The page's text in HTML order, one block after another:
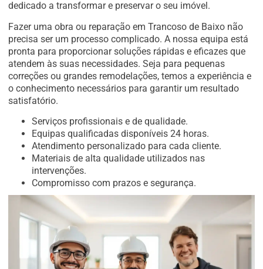
dedicado a transformar e preservar o seu imóvel.
Fazer uma obra ou reparação em Trancoso de Baixo não
precisa ser um processo complicado. A nossa equipa está
pronta para proporcionar soluções rápidas e eficazes que
atendem às suas necessidades. Seja para pequenas
correções ou grandes remodelações, temos a experiência e
o conhecimento necessários para garantir um resultado
satisfatório.
Serviços profissionais e de qualidade.
Equipas qualificadas disponíveis 24 horas.
Atendimento personalizado para cada cliente.
Materiais de alta qualidade utilizados nas
intervenções.
Compromisso com prazos e segurança.